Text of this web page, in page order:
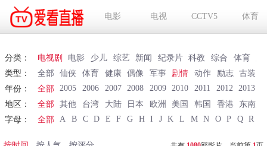
电影 电视 CCTV5 体育
分类： 电视剧 电影 少儿 综艺 新闻 纪录片 科教 综合 体育
类型：
全部 仙侠 体育 健康 偶像 军事 剧情 动作 励志 古装
年份：
全部 2005 2006 2007 2008 2009 2010 2011 2012 2013
地区：
全部 其他 台湾 大陆 日本 欧洲 美国 韩国 香港
东南亚
字母：
全部 A B C D E F G H I J K L M N O P Q R